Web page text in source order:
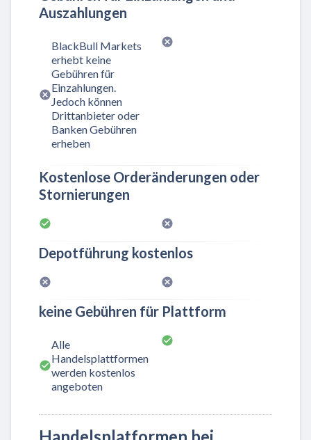
Auszahlungen
BlackBull Markets
erhebt keine
Gebühren für
Einzahlungen.
Jedoch können
Drittanbieter oder
Banken Gebühren
erheben
Kostenlose Orderänderungen oder
Stornierungen
Depotführung kostenlos
keine Gebühren für Plattform
Alle
Handelsplattformen
werden kostenlos
angeboten
Handelsplatformen bei